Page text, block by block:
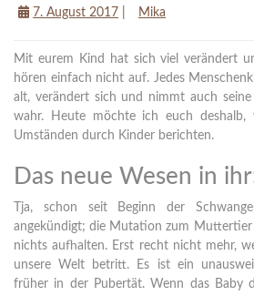
7. August 2017 Mika
Mit eurem Kind hat sich viel verändert
hören einfach nicht auf. Jedes
alt, verändert sich und nimmt auch seine
wahr. Heute möchte ich euch deshalb,
Umständen durch Kinder berichten.
Das neue Wesen in
Tja, schon seit Beginn der
angekündigt; die Mutation zum Muttertier
nichts aufhalten. Erst recht nicht mehr,
unsere Welt betritt. Es ist ein
früher in der Pubertät. Wenn das Baby